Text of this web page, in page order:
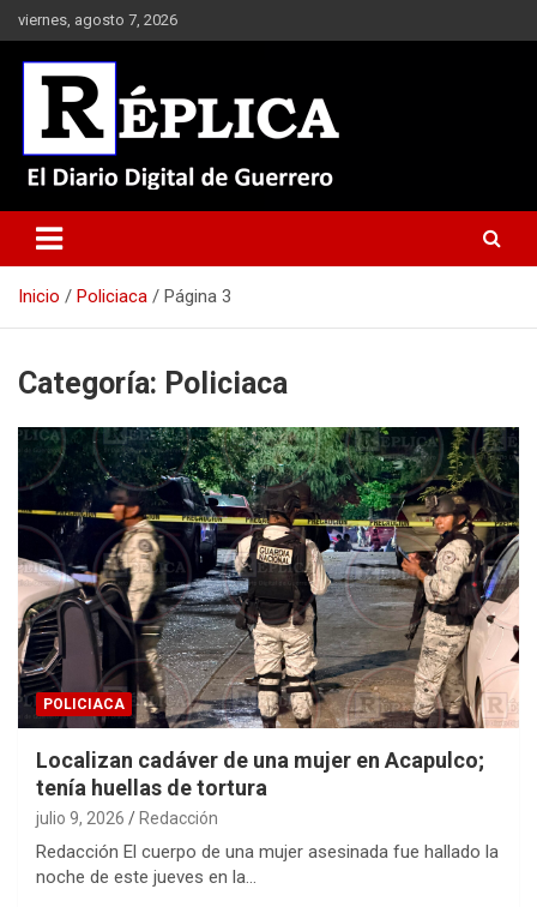
Saltar
al
contenido
viernes, agosto 7, 2026
Réplica
Inicio Policiaca Página 3
Categoría: Policiaca
POLICIACA
Localizan cadáver de una mujer en Acapulco;
tenía huellas de tortura
julio 9, 2026 Redacción
Redacción El cuerpo de una mujer asesinada fue hallado la
noche de este jueves en la…